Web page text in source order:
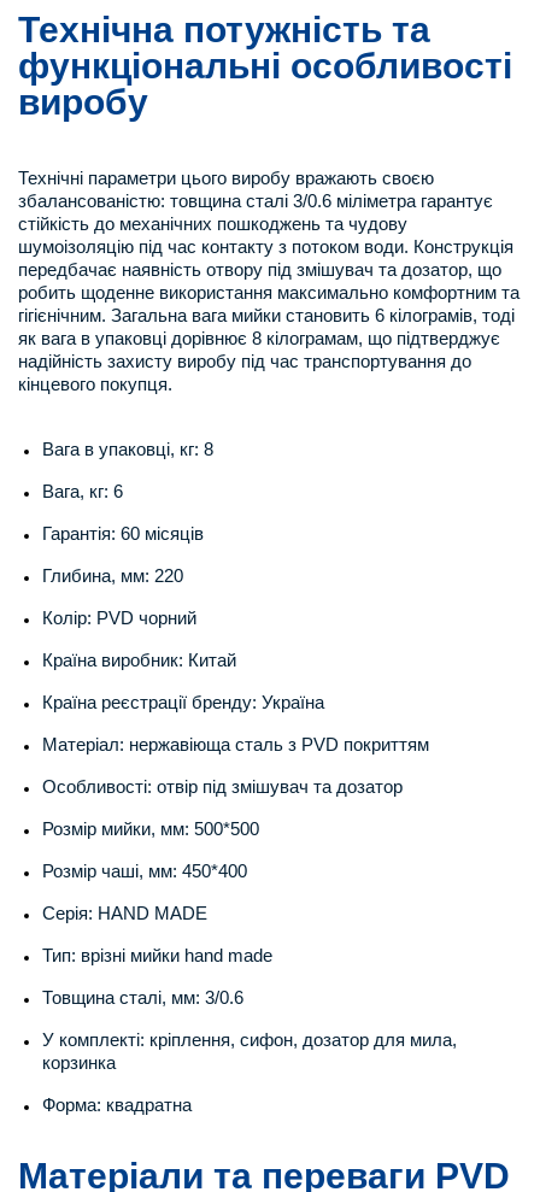
Технічна потужність та
функціональні особливості
виробу
Технічні параметри цього виробу вражають своєю
збалансованістю: товщина сталі 3/0.6 міліметра гарантує
стійкість до механічних пошкоджень та чудову
шумоізоляцію під час контакту з потоком води. Конструкція
передбачає наявність отвору під змішувач та дозатор, що
робить щоденне використання максимально комфортним та
гігієнічним. Загальна вага мийки становить 6 кілограмів, тоді
як вага в упаковці дорівнює 8 кілограмам, що підтверджує
надійність захисту виробу під час транспортування до
кінцевого покупця.
Вага в упаковці, кг: 8
Вага, кг: 6
Гарантія: 60 місяців
Глибина, мм: 220
Колір: PVD чорний
Країна виробник: Китай
Країна реєстрації бренду: Україна
Матеріал: нержавіюща сталь з PVD покриттям
Особливості: отвір під змішувач та дозатор
Розмір мийки, мм: 500*500
Розмір чаші, мм: 450*400
Серія: HAND MADE
Тип: врізні мийки hand made
Товщина сталі, мм: 3/0.6
У комплекті: кріплення, сифон, дозатор для мила,
корзинка
Форма: квадратна
Матеріали та переваги PVD